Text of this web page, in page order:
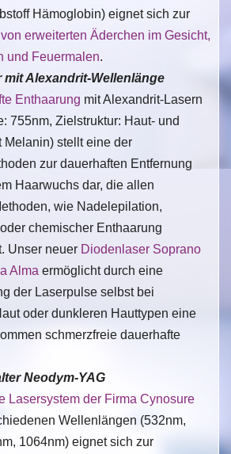
Hämoglobin) eignet sich zur
erweiterten Äderchen im Gesicht,
und Feuermalen.
mit Alexandrit-Wellenlänge
Enthaarung mit Alexandrit-Lasern
755nm, Zielstruktur: Haut- und
Melanin) stellt eine der
zur dauerhaften Entfernung
Haarwuchs dar, die allen
wie Nadelepilation,
chemischer Enthaarung
Unser neuer Diodenlaser Soprano
Alma ermöglicht durch eine
der Laserpulse selbst bei
oder dunkleren Hauttypen eine
schmerzfreie dauerhafte
Neodym-YAG
Lasersystem der Firma Cynosure
Wellenlängen (532nm,
1064nm) eignet sich zur